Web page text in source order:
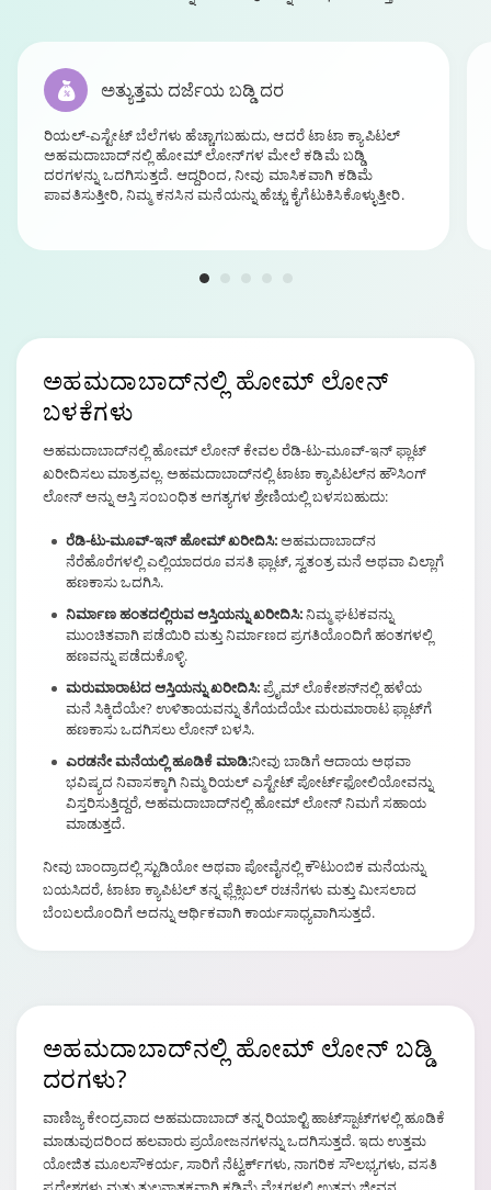
ಅತ್ಯುತ್ತಮ ದರ್ಜೆಯ ಬಡ್ಡಿ ದರ
ರಿಯಲ್-ಎಸ್ಟೇಟ್ ಬೆಲೆಗಳು ಹೆಚ್ಚಾಗಬಹುದು, ಆದರೆ ಟಾಟಾ ಕ್ಯಾಪಿಟಲ್
ಅಹಮದಾಬಾದ್‌ನಲ್ಲಿ ಹೋಮ್ ಲೋನ್‌ಗಳ ಮೇಲೆ ಕಡಿಮೆ ಬಡ್ಡಿ
ದರಗಳನ್ನು ಒದಗಿಸುತ್ತದೆ. ಆದ್ದರಿಂದ, ನೀವು ಮಾಸಿಕವಾಗಿ ಕಡಿಮೆ
ಪಾವತಿಸುತ್ತೀರಿ, ನಿಮ್ಮ ಕನಸಿನ ಮನೆಯನ್ನು ಹೆಚ್ಚು ಕೈಗೆಟುಕಿಸಿಕೊಳ್ಳುತ್ತೀರಿ.
ಅಹಮದಾಬಾದ್‌ನಲ್ಲಿ ಹೋಮ್ ಲೋನ್
ಬಳಕೆಗಳು
ಅಹಮದಾಬಾದ್‌ನಲ್ಲಿ ಹೋಮ್ ಲೋನ್ ಕೇವಲ ರೆಡಿ-ಟು-ಮೂವ್-ಇನ್ ಫ್ಲಾಟ್
ಖರೀದಿಸಲು ಮಾತ್ರವಲ್ಲ. ಅಹಮದಾಬಾದ್‌ನಲ್ಲಿ ಟಾಟಾ ಕ್ಯಾಪಿಟಲ್‌ನ ಹೌಸಿಂಗ್
ಲೋನ್ ಅನ್ನು ಆಸ್ತಿ ಸಂಬಂಧಿತ ಅಗತ್ಯಗಳ ಶ್ರೇಣಿಯಲ್ಲಿ ಬಳಸಬಹುದು:
ರೆಡಿ-ಟು-ಮೂವ್-ಇನ್ ಹೋಮ್ ಖರೀದಿಸಿ:ಅಹಮದಾಬಾದ್‌ನ
ನೆರೆಹೊರೆಗಳಲ್ಲಿ ಎಲ್ಲಿಯಾದರೂ ವಸತಿ ಫ್ಲಾಟ್, ಸ್ವತಂತ್ರ ಮನೆ ಅಥವಾ ವಿಲ್ಲಾಗೆ
ಹಣಕಾಸು ಒದಗಿಸಿ.
ನಿರ್ಮಾಣ ಹಂತದಲ್ಲಿರುವ ಆಸ್ತಿಯನ್ನು ಖರೀದಿಸಿ:ನಿಮ್ಮ ಘಟಕವನ್ನು
ಮುಂಚಿತವಾಗಿ ಪಡೆಯಿರಿ ಮತ್ತು ನಿರ್ಮಾಣದ ಪ್ರಗತಿಯೊಂದಿಗೆ ಹಂತಗಳಲ್ಲಿ
ಹಣವನ್ನು ಪಡೆದುಕೊಳ್ಳಿ.
ಮರುಮಾರಾಟದ ಆಸ್ತಿಯನ್ನು ಖರೀದಿಸಿ:ಪ್ರೈಮ್ ಲೊಕೇಶನ್‌ನಲ್ಲಿ ಹಳೆಯ
ಮನೆ ಸಿಕ್ಕಿದೆಯೇ? ಉಳಿತಾಯವನ್ನು ತೆಗೆಯದೆಯೇ ಮರುಮಾರಾಟ ಫ್ಲಾಟ್‌ಗೆ
ಹಣಕಾಸು ಒದಗಿಸಲು ಲೋನ್ ಬಳಸಿ.
ಎರಡನೇ ಮನೆಯಲ್ಲಿ ಹೂಡಿಕೆ ಮಾಡಿ:ನೀವು ಬಾಡಿಗೆ ಆದಾಯ ಅಥವಾ
ಭವಿಷ್ಯದ ನಿವಾಸಕ್ಕಾಗಿ ನಿಮ್ಮ ರಿಯಲ್ ಎಸ್ಟೇಟ್ ಪೋರ್ಟ್‌ಫೋಲಿಯೋವನ್ನು
ವಿಸ್ತರಿಸುತ್ತಿದ್ದರೆ, ಅಹಮದಾಬಾದ್‌ನಲ್ಲಿ ಹೋಮ್ ಲೋನ್ ನಿಮಗೆ ಸಹಾಯ
ಮಾಡುತ್ತದೆ.
ನೀವು ಬಾಂದ್ರಾದಲ್ಲಿ ಸ್ಟುಡಿಯೋ ಅಥವಾ ಪೋವೈನಲ್ಲಿ ಕೌಟುಂಬಿಕ ಮನೆಯನ್ನು
ಬಯಸಿದರೆ, ಟಾಟಾ ಕ್ಯಾಪಿಟಲ್‌ ತನ್ನ ಫ್ಲೆಕ್ಸಿಬಲ್ ರಚನೆಗಳು ಮತ್ತು ಮೀಸಲಾದ
ಬೆಂಬಲದೊಂದಿಗೆ ಅದನ್ನು ಆರ್ಥಿಕವಾಗಿ ಕಾರ್ಯಸಾಧ್ಯವಾಗಿಸುತ್ತದೆ.
ಅಹಮದಾಬಾದ್‌ನಲ್ಲಿ ಹೋಮ್ ಲೋನ್ ಬಡ್ಡಿ
ದರಗಳು?
ವಾಣಿಜ್ಯ ಕೇಂದ್ರವಾದ ಅಹಮದಾಬಾದ್ ತನ್ನ ರಿಯಾಲ್ಟಿ ಹಾಟ್‌ಸ್ಪಾಟ್‌ಗಳಲ್ಲಿ ಹೂಡಿಕೆ
ಮಾಡುವುದರಿಂದ ಹಲವಾರು ಪ್ರಯೋಜನಗಳನ್ನು ಒದಗಿಸುತ್ತದೆ. ಇದು ಉತ್ತಮ
ಯೋಜಿತ ಮೂಲಸೌಕರ್ಯ, ಸಾರಿಗೆ ನೆಟ್ವರ್ಕ್‌ಗಳು, ನಾಗರಿಕ ಸೌಲಭ್ಯಗಳು, ವಸತಿ